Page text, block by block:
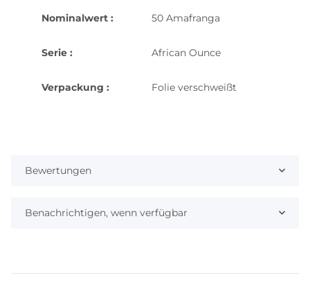
Nominalwert : 50 Amafranga
Serie : African Ounce
Verpackung : Folie verschweißt
Bewertungen
Benachrichtigen, wenn verfügbar